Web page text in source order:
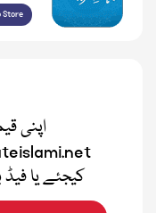
Store
اپنی
کیجئے یا